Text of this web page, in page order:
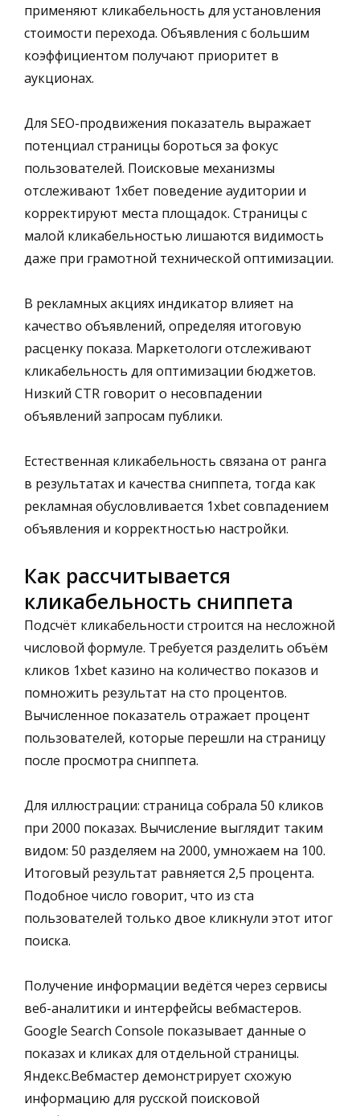
применяют кликабельность для установления
стоимости перехода. Объявления с большим
коэффициентом получают приоритет в
аукционах.
Для SEO-продвижения показатель выражает
потенциал страницы бороться за фокус
пользователей. Поисковые механизмы
отслеживают 1хбет поведение аудитории и
корректируют места площадок. Страницы с
малой кликабельностью лишаются видимость
даже при грамотной технической оптимизации.
В рекламных акциях индикатор влияет на
качество объявлений, определяя итоговую
расценку показа. Маркетологи отслеживают
кликабельность для оптимизации бюджетов.
Низкий CTR говорит о несовпадении
объявлений запросам публики.
Естественная кликабельность связана от ранга
в результатах и качества сниппета, тогда как
рекламная обусловливается 1xbet совпадением
объявления и корректностью настройки.
Как рассчитывается
кликабельность сниппета
Подсчёт кликабельности строится на несложной
числовой формуле. Требуется разделить объём
кликов 1xbet казино на количество показов и
помножить результат на сто процентов.
Вычисленное показатель отражает процент
пользователей, которые перешли на страницу
после просмотра сниппета.
Для иллюстрации: страница собрала 50 кликов
при 2000 показах. Вычисление выглядит таким
видом: 50 разделяем на 2000, умножаем на 100.
Итоговый результат равняется 2,5 процента.
Подобное число говорит, что из ста
пользователей только двое кликнули этот итог
поиска.
Получение информации ведётся через сервисы
веб-аналитики и интерфейсы вебмастеров.
Google Search Console показывает данные о
показах и кликах для отдельной страницы.
Яндекс.Вебмастер демонстрирует схожую
информацию для русской поисковой